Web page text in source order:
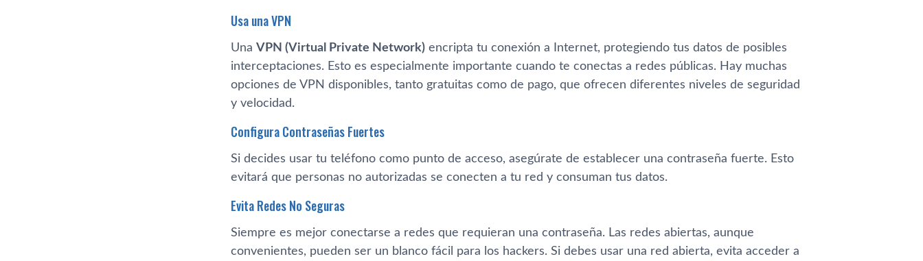
Usa una VPN
Una VPN (Virtual Private Network) encripta tu conexión a Internet, protegiendo tus datos de posibles
interceptaciones. Esto es especialmente importante cuando te conectas a redes públicas. Hay muchas
opciones de VPN disponibles, tanto gratuitas como de pago, que ofrecen diferentes niveles de seguridad
y velocidad.
Configura Contraseñas Fuertes
Si decides usar tu teléfono como punto de acceso, asegúrate de establecer una contraseña fuerte. Esto
evitará que personas no autorizadas se conecten a tu red y consuman tus datos.
Evita Redes No Seguras
Siempre es mejor conectarse a redes que requieran una contraseña. Las redes abiertas, aunque
convenientes, pueden ser un blanco fácil para los hackers. Si debes usar una red abierta, evita acceder a